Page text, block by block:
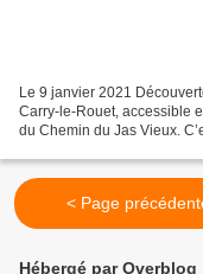
Le 9 janvier 2021
Carry-le-Rouet, accessible
du Chemin du Jas Vieux.
< Page
Hébergé par Overblog